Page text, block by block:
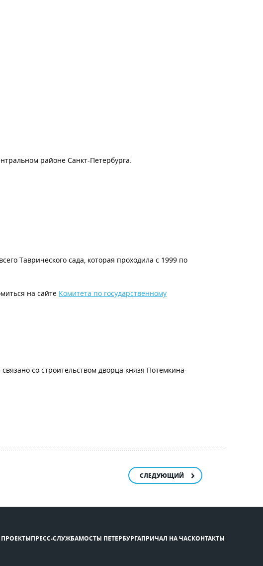
районе Санкт-Петербурга.
Таврического сада, которая проходила с 1999 по
на сайте Комитета по государственному
со строительством дворца князя Потемкина-
СЛЕДУЮЩИЙ
ПРЕСС-СЛУЖБАМОСТЫ ПЕТЕРБУРГАПРИЧАЛ НА ЧАСКОНТАКТЫ